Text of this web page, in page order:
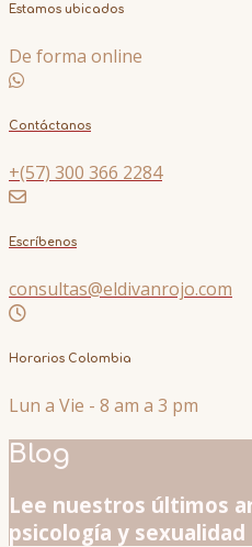
Estamos ubicados
De forma online
Contáctanos
+(57) 300 366 2284
Escríbenos
consultas@eldivanrojo.com
Horarios Colombia
Lun a Vie - 8 am a 3 pm
Blog
Lee nuestros últimos
psicología y sexualidad